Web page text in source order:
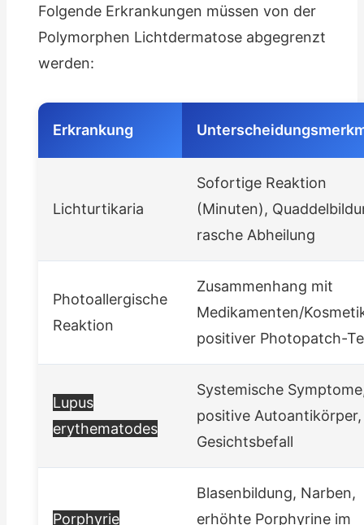
Folgende Erkrankungen müssen von der
Polymorphen Lichtdermatose abgegrenzt
werden:
Erkrankung
Lichturtikaria
Sofortige Reaktion
(Minuten),
rasche Abheilung
Photoallergische
Reaktion
Zusammenhang mit
Medikamenten/
positiver Photopatch-
Lupus
erythematodes
Systemische
positive Autoantikörper,
Gesichtsbefall
Porphyrie
Blasenbildung, Narben,
erhöhte Porphyrine im